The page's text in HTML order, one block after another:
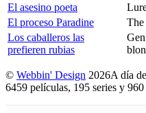
El asesino poeta
El proceso Paradine
The
Los caballeros las
prefieren rubias
© Webbin' Design 2026A día
6459 películas, 195 series y